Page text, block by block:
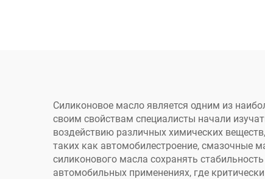
Силиконовое масло является одним из
своим свойствам специалисты начали
воздействию различных химических
таких как автомобилестроение, смазочные
силиконового масла сохранять
автомобильных применениях, где